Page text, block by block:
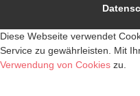
Diese Webseite verwendet
Service zu gewährleisten. Mit
Verwendung von Cookies zu.